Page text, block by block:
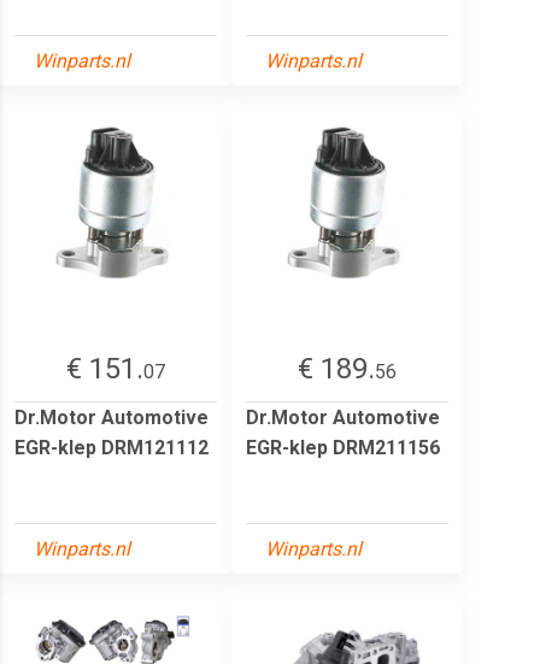
Winparts.nl Winparts.nl
€ 151.07
Dr.Motor Automotive
EGR-klep DRM121112
Winparts.nl
€ 189.56
Dr.Motor Automotive
EGR-klep DRM211156
Winparts.nl